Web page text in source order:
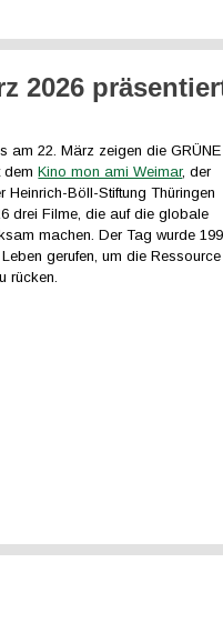
2026
am 22. März zeigen die GRÜNE
demKino mon ami Weimar, der
Heinrich-Böll-Stiftung Thüringen
drei Filme, die auf die globale
machen. Der Tag wurde
gerufen, um die Ressource
rücken.